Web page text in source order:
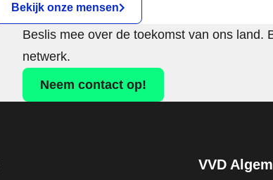
Bekijk onze mensen
Beslis mee over de toekomst van ons land.
netwerk.
Neem contact op!
VVD